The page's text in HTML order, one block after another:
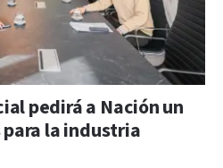
pedirá a Nación un
la industria